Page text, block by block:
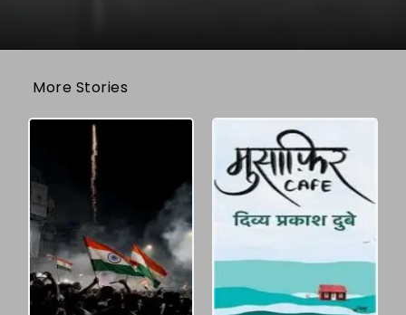
More Stories